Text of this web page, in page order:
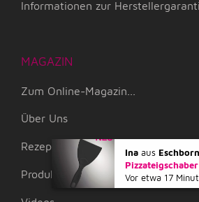
Informationen zur
MAGAZIN
Zum Online-Magazin...
Über Uns
Rezepte
Produkte im Vergleich
Ina aus Eschborn
Vor etwa 17